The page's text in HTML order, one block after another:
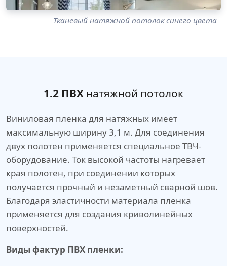
Тканевый натяжной потолок синего цвета
1.2 ПВХ натяжной потолок
Виниловая пленка для натяжных имеет
максимальную ширину 3,1 м. Для соединения
двух полотен применяется специальное ТВЧ-
оборудование. Ток высокой частоты нагревает
края полотен, при соединении которых
получается прочный и незаметный сварной шов.
Благодаря эластичности материала пленка
применяется для создания криволинейных
поверхностей.
Виды фактур ПВХ пленки: